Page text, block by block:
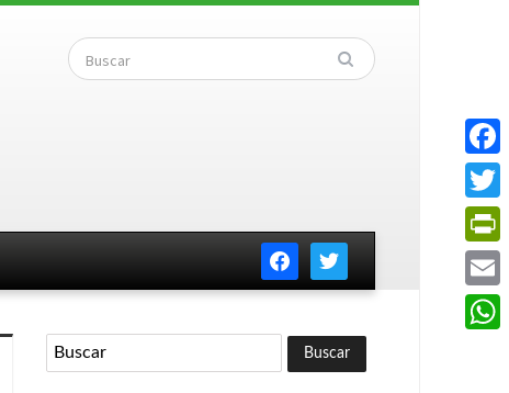
facebooktwitter
Email